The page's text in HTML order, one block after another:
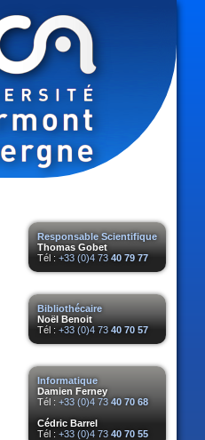
Responsable Scientifique
Thomas Gobet
Tél : +33 (0)4 73 40 79 77
Bibliothécaire
Noël Benoit
Tél : +33 (0)4 73 40 70 57
Informatique
Damien Ferney
Tél : +33 (0)4 73 40 70 68
Cédric Barrel
Tél : +33 (0)4 73 40 70 55